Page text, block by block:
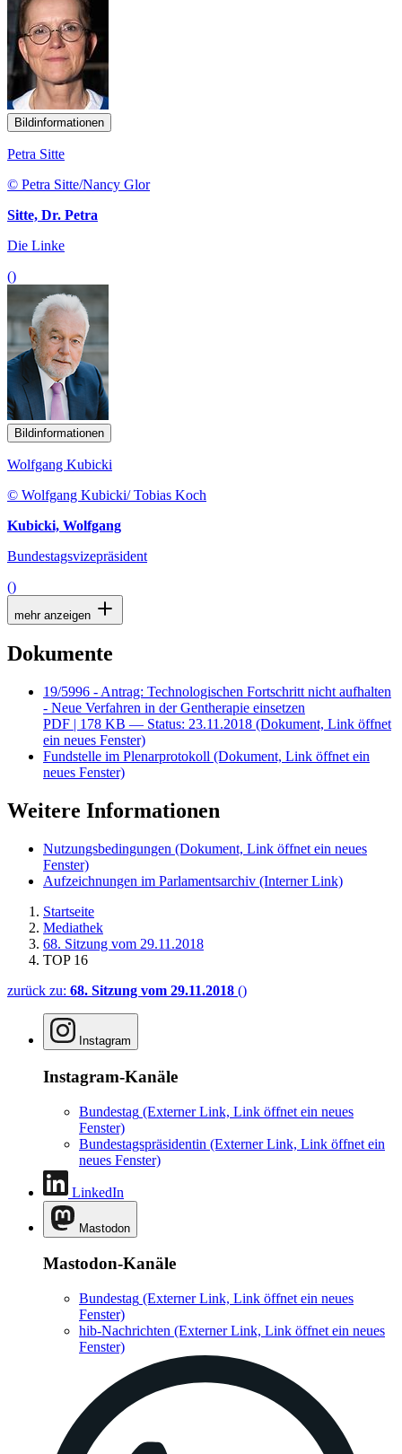
Bildinformationen
Petra Sitte
© Petra Sitte/Nancy Glor
Sitte, Dr. Petra
Die Linke
()
Bildinformationen
Wolfgang Kubicki
© Wolfgang Kubicki/ Tobias Koch
Kubicki, Wolfgang
Bundestagsvizepräsident
()
mehr anzeigen
Dokumente
19/5996 - Antrag: Technologischen Fortschritt nicht aufhalten
- Neue Verfahren in der Gentherapie einsetzen
PDF | 178 KB — Status: 23.11.2018 (Dokument, Link öffnet
ein neues Fenster)
Fundstelle im Plenarprotokoll (Dokument, Link öffnet ein
neues Fenster)
Weitere Informationen
Nutzungsbedingungen (Dokument, Link öffnet ein neues
Fenster)
Aufzeichnungen im Parlamentsarchiv (Interner Link)
Startseite
Mediathek
68. Sitzung vom 29.11.2018
TOP 16
zurück zu: 68. Sitzung vom 29.11.2018 ()
Instagram
Instagram-Kanäle
Bundestag (Externer Link, Link öffnet ein neues
Fenster)
Bundestagspräsidentin (Externer Link, Link öffnet ein
neues Fenster)
LinkedIn
Mastodon
Mastodon-Kanäle
Bundestag (Externer Link, Link öffnet ein neues
Fenster)
hib-Nachrichten (Externer Link, Link öffnet ein neues
Fenster)